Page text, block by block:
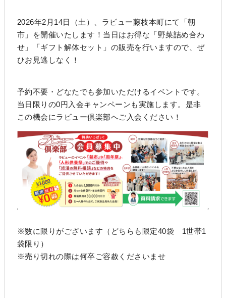
2026年2月14日（土）、ラビュー藤枝本町にて「朝
市」を開催いたします！当日はお得な「野菜詰め合わ
せ」「ギフト解体セット」の販売を行いますので、ぜ
ひお見逃しなく！
予約不要・どなたでも参加いただけるイベントです。
当日限りの0円入会キャンペーンも実施します。是非
この機会にラビュー倶楽部へご入会ください！
※数に限りがございます（どちらも限定40袋 1世帯1
袋限り）
※売り切れの際は何卒ご容赦くださいませ